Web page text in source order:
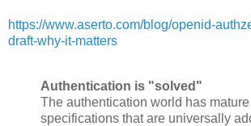
https://www.aserto.com/blog/openid-
draft-why-it-matters
Authentication is "solved"
The authentication world has mature
specifications that are universally